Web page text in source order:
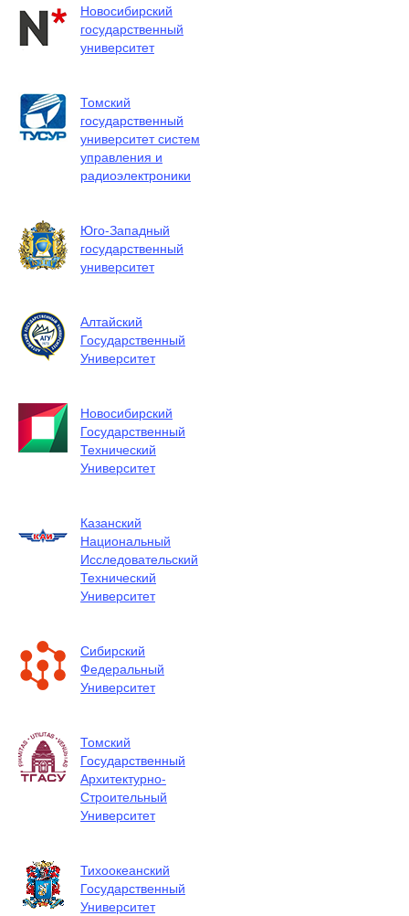
Новосибирский
государственный
университет
Томский
государственный
университет систем
управления и
радиоэлектроники
Юго-Западный
государственный
университет
Алтайский
Государственный
Университет
Новосибирский
Государственный
Технический
Университет
Казанский
Национальный
Исследовательский
Технический
Университет
Сибирский
Федеральный
Университет
Томский
Государственный
Архитектурно-
Строительный
Университет
Тихоокеанский
Государственный
Университет